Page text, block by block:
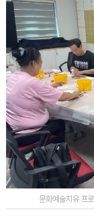
문화예술치유 프